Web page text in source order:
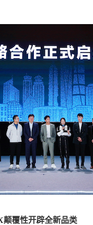
颠覆性开辟全新品类